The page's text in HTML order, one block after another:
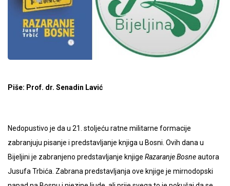
Piše: Prof. dr. Senadin Lavić
Nedopustivo je da u 21. stoljeću ratne militarne formacije
zabranjuju pisanje i predstavljanje knjiga u Bosni. Ovih dana u
Bijeljini je zabranjeno predstavljanje knjige Razaranje Bosneautora
Jusufa Trbića. Zabrana predstavljanja ove knjige je mirnodopski